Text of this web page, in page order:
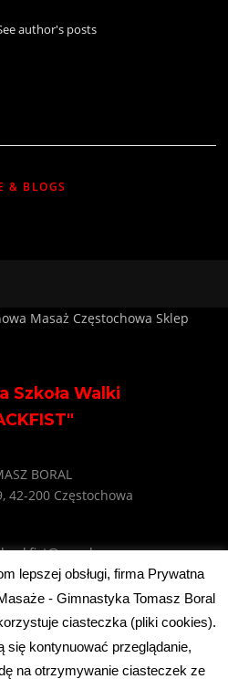
author's posts
& BLOGS
Masaż Częstochowa Sklep
Szkoła Walki
BORAL
42-200 Częstochowa
602 745 495
Sztuk Walki Czestochowa - BackFist.
lepszej obsługi, firma Prywatna
- Gimnastyka Tomasz Boral
ciasteczka (pliki cookies).
się kontynuować przeglądanie,
na otrzymywanie ciasteczek ze